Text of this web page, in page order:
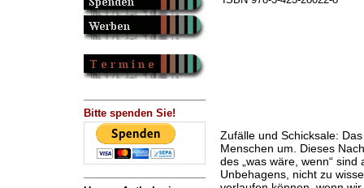
Bitte spenden Sie!
Zufälle und Schicksale:
Menschen um. Dieses
des „was wäre, wenn“
Unbehagens, nicht zu